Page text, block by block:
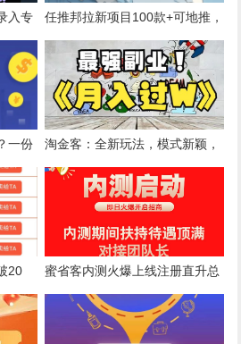
入专
更多
你的
任推邦拉新项目100款+可地推，
一份
淘金客：全新玩法，模式新颖，
全自动操作，低投资高回报
20
10个
蜜省客内测火爆上线注册直升总
裁最高级别！蜜省客是什么？蜜
省客邀请码是多少？